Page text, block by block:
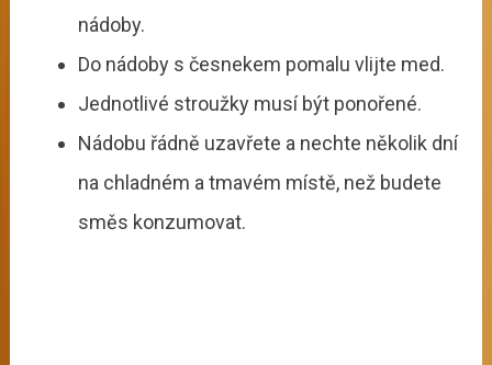
nádoby.
Do nádoby s česnekem pomalu vlijte med.
Jednotlivé stroužky musí být ponořené.
Nádobu řádně uzavřete a nechte několik dní
na chladném a tmavém místě, než budete
směs konzumovat.